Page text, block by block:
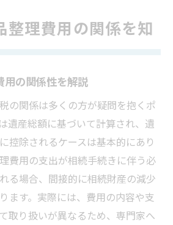
整理費用の関係を知
用の関係性を解説
の関係は多くの方が疑問を抱くポ
遺産総額に基づいて計算され、遺
控除されるケースは基本的にあり
費用の支出が相続手続きに伴う必
る場合、間接的に相続財産の減少
ます。実際には、費用の内容や支
取り扱いが異なるため、専門家へ